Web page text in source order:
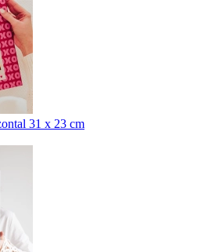
31 x 23 cm